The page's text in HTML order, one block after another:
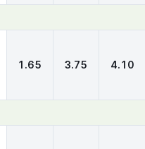
1.65 3.75 4.10